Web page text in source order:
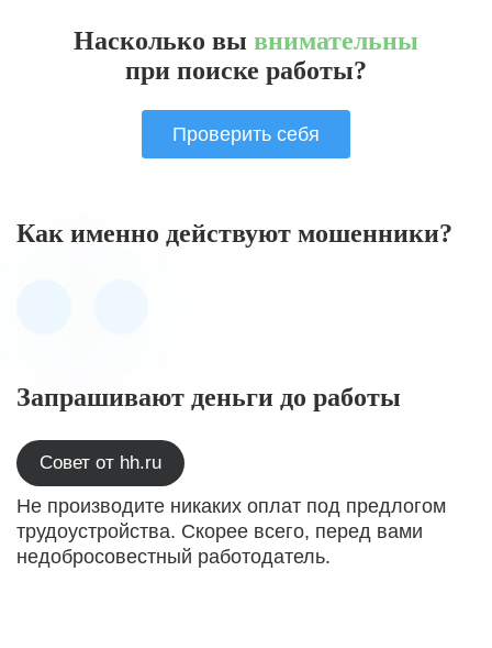
Насколько вы внимательны
при поиске работы?
Проверить себя
Как именно действуют мошенники?
Запрашивают деньги до работы
Совет от hh.ru
Не производите никаких оплат под предлогом
трудоустройства. Скорее всего, перед вами
недобросовестный работодатель.